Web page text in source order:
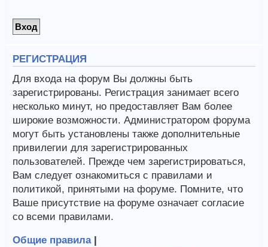
РЕГИСТРАЦИЯ
Для входа на форум Вы должны быть
зарегистрированы. Регистрация занимает всего
несколько минут, но предоставляет Вам более
широкие возможности. Администратором форума
могут быть установлены также дополнительные
привилегии для зарегистрированных
пользователей. Прежде чем зарегистрироваться,
Вам следует ознакомиться с правилами и
политикой, принятыми на форуме. Помните, что
Ваше присутствие на форуме означает согласие
со всеми правилами.
Общие правила|